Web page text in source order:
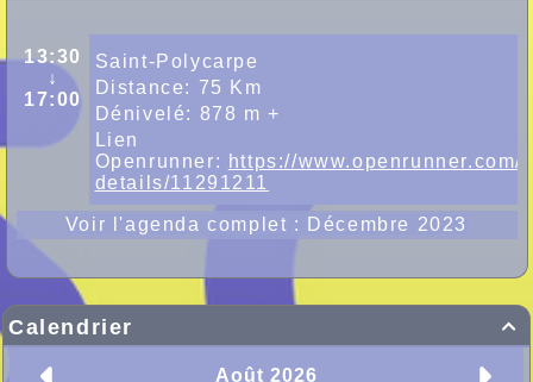

Calendrier
13:30
↓
17:00
Saint-Polycarpe
Distance: 75 Km
Dénivelé: 878 m +
Lien
Openrunner: https://www.openrunner.com/
details/11291211
Voir l'agenda complet : Décembre 2023